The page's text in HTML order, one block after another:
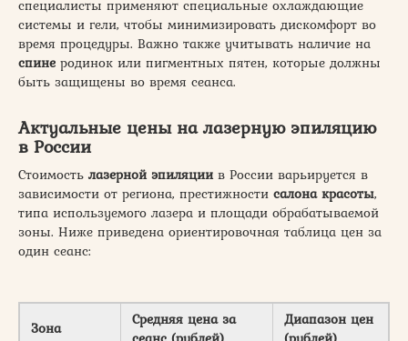
специалисты применяют специальные охлаждающие
системы и гели, чтобы минимизировать дискомфорт во
время процедуры. Важно также учитывать наличие на
спине родинок или пигментных пятен, которые должны
быть защищены во время сеанса.
Актуальные цены на лазерную эпиляцию
в России
Стоимость лазерной эпиляциив России варьируется в
зависимости от региона, престижности салона красоты,
типа используемого лазера и площади обрабатываемой
зоны. Ниже приведена ориентировочная таблица цен за
один сеанс:
Зона
Средняя цена за
Диапазон цен